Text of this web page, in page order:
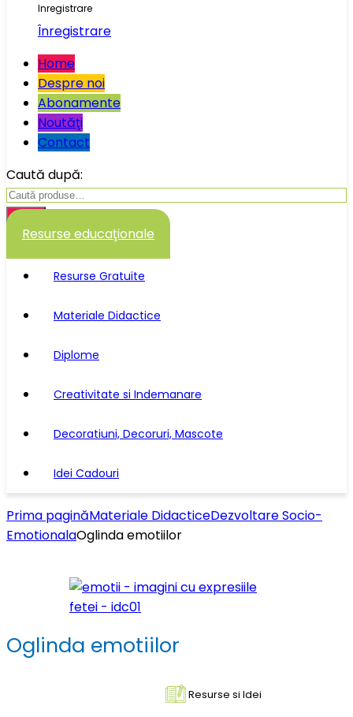
Inregistrare
Înregistrare
Home
Despre noi
Abonamente
Noutăţi
Contact
Caută după:
Caută
Resurse educaţionale
Resurse Gratuite
Materiale Didactice
Diplome
Creativitate si Indemanare
Decoratiuni, Decoruri, Mascote
Idei Cadouri
Prima paginăMateriale DidacticeDezvoltare Socio-
EmotionalaOglinda emotiilor
Oglinda emotiilor
Resurse si Idei